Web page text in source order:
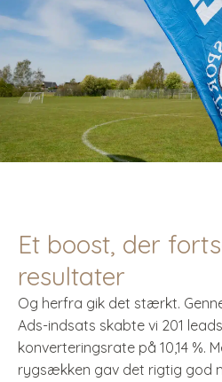
Et boost, der
resultater
Og herfra gik det stærkt.
Ads-indsats skabte vi 201
konverteringsrate på 10,14 %.
rygsækken gav det rigtig god